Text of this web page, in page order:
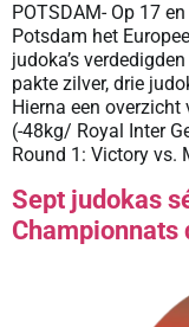
POTSDAM- Op 17
Potsdam het
judoka’s
pakte zilver, drie
Hierna een
(-48kg/ Royal Inter
Round 1: Victory vs.
Sept judokas
Championnats